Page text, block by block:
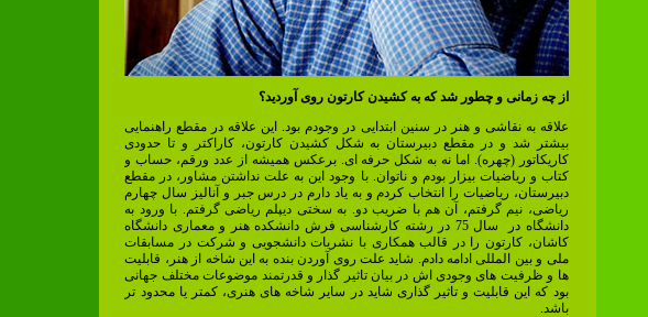
از چه زمانی و چطور شد که به کشیدن کارتون روی آوردید؟
علاقه به نقاشی و هنر در سنین ابتدایی در وجودم بود. این علاقه در مقطع راهنمایی
بیشتر شد و در مقطع دبیرستان به شکل کشیدن کارتون، کاراکتر و تا حدودی
کاریکاتور (چهره). اما نه به شکل حرفه ای. برعکس همیشه از عدد ورقم، حساب و
کتاب و ریاضیات بیزار بودم و ناتوان. با وجود این به علت نداشتن مشاور، در مقطع
دبیرستان، ریاضیات را انتخاب کردم و به یاد دارم در درس جبر و آنالیز سال چهارم
ریاضی، نیم گرفتم، آن هم با ضریب دو. به سختی دیپلم ریاضی گرفتم. با ورود به
دانشگاه در سال 75 در رشته کارشناسی فرش دانشکده هنر و معماری دانشگاه
کاشان، کارتون را در قالب همکاری با نشریات دانشجویی و شرکت در مسابقات
ملی و بین المللی ادامه دادم. شاید علت روی آوردن بنده به این شاخه از هنر، قابلیت
ها و ظرفیت های وجودی اش در بیان تاثیر گذار و قدرتمند موضوعات مختلف جهانی
بود که این قابلیت و تاثیر گذاری شاید در سایر شاخه های هنری، کمتر یا محدود تر
باشد.